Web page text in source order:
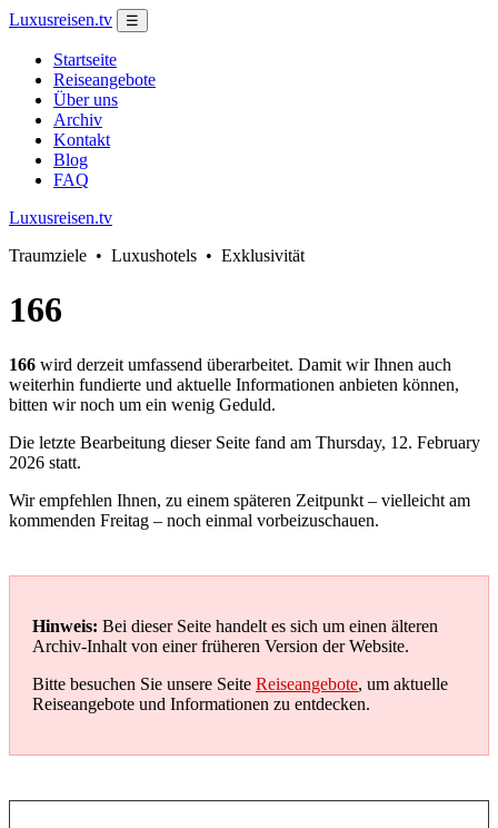
Luxusreisen.tv ☰
Startseite
Reiseangebote
Über uns
Archiv
Kontakt
Blog
FAQ
Luxusreisen.tv
Traumziele • Luxushotels • Exklusivität
166
166 wird derzeit umfassend überarbeitet. Damit wir Ihnen auch
weiterhin fundierte und aktuelle Informationen anbieten können,
bitten wir noch um ein wenig Geduld.
Die letzte Bearbeitung dieser Seite fand am Thursday, 12. February
2026 statt.
Wir empfehlen Ihnen, zu einem späteren Zeitpunkt – vielleicht am
kommenden Freitag – noch einmal vorbeizuschauen.
Hinweis: Bei dieser Seite handelt es sich um einen älteren
Archiv-Inhalt von einer früheren Version der Website.
Bitte besuchen Sie unsere Seite Reiseangebote, um aktuelle
Reiseangebote und Informationen zu entdecken.